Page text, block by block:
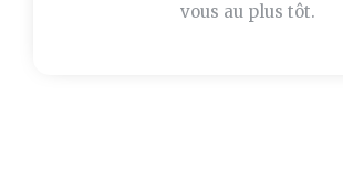
vous au plus tôt.